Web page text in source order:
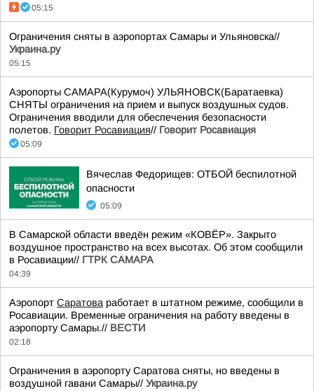
05:15
Ограничения сняты в аэропортах Самары и Ульяновска//
Украина.ру
05:15
Аэропорты САМАРА(Курумоч) УЛЬЯНОВСК(Баратаевка)
СНЯТЫ ограничения на прием и выпуск воздушных судов.
Ограничения вводили для обеспечения безопасности
полетов. Говорит Росавиация// Говорит Росавиация
05:09
Вячеслав Федорищев: ОТБОЙ беспилотной
опасности
05:09
В Самарской области введён режим «КОВЁР». Закрыто
воздушное пространство на всех высотах. Об этом сообщили
в Росавиации// ГТРК САМАРА
04:39
Аэропорт Саратова работает в штатном режиме, сообщили в
Росавиации. Временные ограничения на работу введены в
аэропорту Самары.// ВЕСТИ
02:18
Ограничения в аэропорту Саратова сняты, но введены в
воздушной гавани Самары// Украина.ру